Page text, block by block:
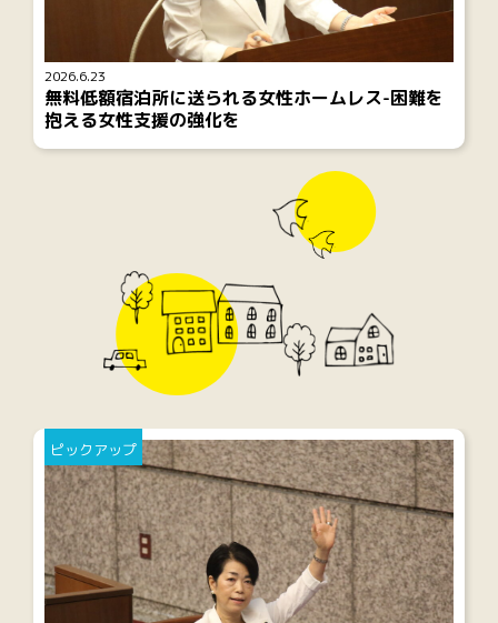
2026.6.23
無料低額宿泊所に送られる女性ホームレス-困難を
抱える女性支援の強化を
ピックアップ